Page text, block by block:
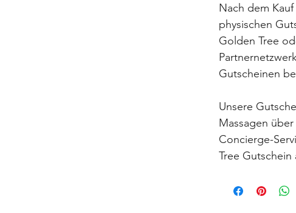
Nach dem
physischen
Golden Tree
Gutscheinen
Unsere
Massagen
Concierge-
Tree